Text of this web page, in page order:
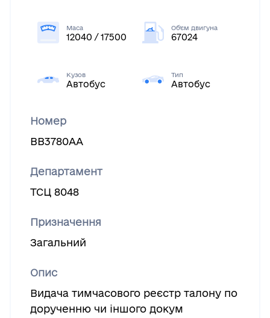
Маса
12040 / 17500
Об'єм двигуна
67024
Кузов
Автобус
Тип
Автобус
Номер
ВВ3780АА
Департамент
ТСЦ 8048
Призначення
Загальний
Опис
Видача тимчасового реєстр талону по
дорученню чи іншого докум